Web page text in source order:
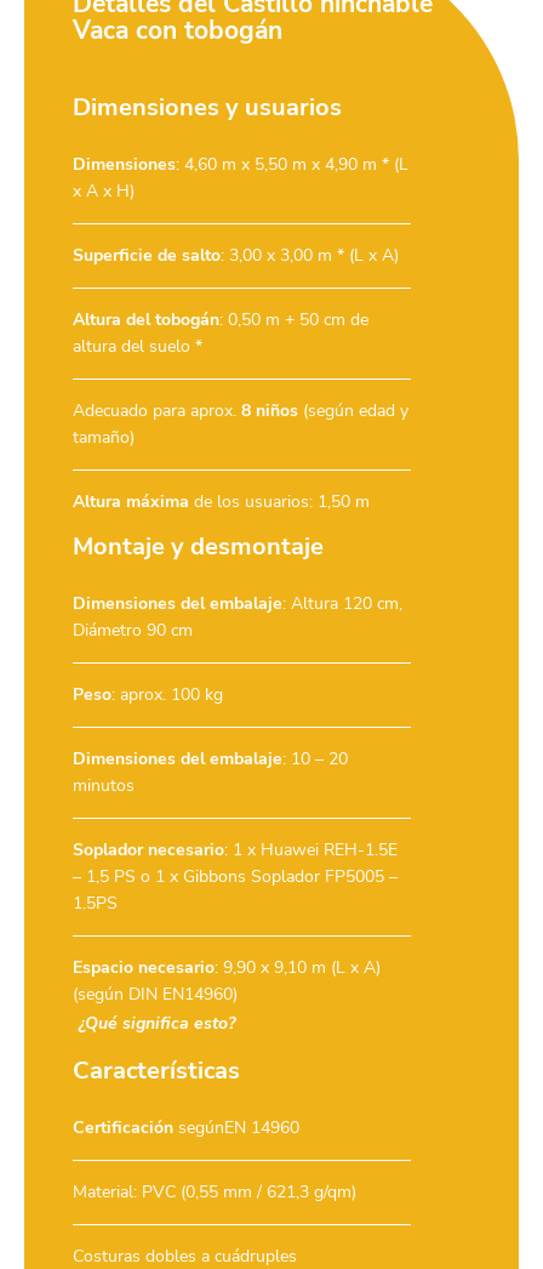
Vaca con tobogán
Dimensiones y usuarios
Dimensiones: 4,60 m x 5,50 m x 4,90 m * (L
x A x H)
Superficie de salto: 3,00 x 3,00 m * (L x A)
Altura del tobogán: 0,50 m + 50 cm de
altura del suelo *
Adecuado para aprox. 8 niños (según edad y
tamaño)
Altura máxima de los usuarios: 1,50 m
Montaje y desmontaje
Dimensiones del embalaje: Altura 120 cm,
Diámetro 90 cm
Peso: aprox. 100 kg
Dimensiones del embalaje: 10 – 20
minutos
Soplador necesario: 1 x Huawei REH-1.5E
– 1,5 PS o 1 x Gibbons Soplador FP5005 –
1.5PS
Espacio necesario: 9,90 x 9,10 m (L x A)
(según DIN EN14960)
¿Qué significa esto?
Características
Certificación segúnEN 14960
Material: PVC (0,55 mm / 621,3 g/qm)
Costuras dobles a cuádruples